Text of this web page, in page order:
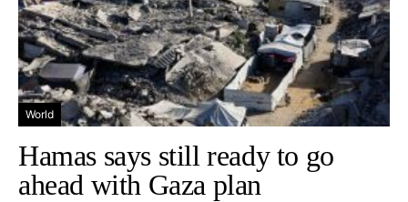
World
Hamas says still ready to go
ahead with Gaza plan